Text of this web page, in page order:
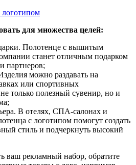
для множества целей:
Полотенце с вышитым
станет отличным подарком
партнеров;
можно раздавать на
или спортивных
только полезный сувенир, но и
В отелях, СПА-салонах и
с логотипом помогут создать
стиль и подчеркнуть высокий
ваш рекламный набор, обратите